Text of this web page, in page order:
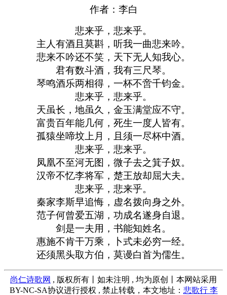
作者：李白
悲来乎，悲来乎。
主人有酒且莫斟，听我一曲悲来吟。
悲来不吟还不笑，天下无人知我心。
君有数斗酒，我有三尺琴。
琴鸣酒乐两相得，一杯不啻千钧金。
悲来乎，悲来乎。
天虽长，地虽久，金玉满堂应不守。
富贵百年能几何，死生一度人皆有。
孤猿坐啼坟上月，且须一尽杯中酒。
悲来乎，悲来乎。
凤凰不至河无图，微子去之箕子奴。
汉帝不忆李将军，楚王放却屈大夫。
悲来乎，悲来乎。
秦家李斯早追悔，虚名拨向身之外。
范子何曾爱五湖，功成名遂身自退。
剑是一夫用，书能知姓名。
惠施不肯干万乘，卜式未必穷一经。
还须黑头取方伯，莫谩白首为儒生。
尚仁诗歌网 , 版权所有丨如未注明 , 均为原创丨本网站采用
BY-NC-SA协议进行授权 , 禁止转载，本文地址： 悲歌行 李